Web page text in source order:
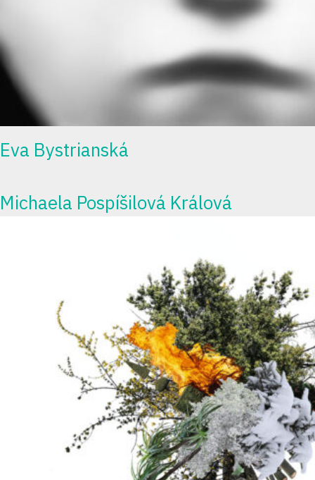
Eva Bystrianská
Michaela Pospíšilová Králová